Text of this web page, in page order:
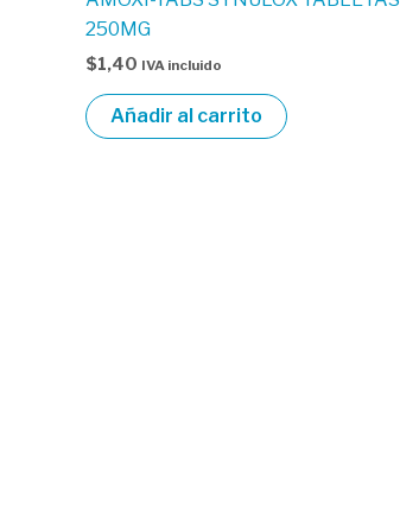
250MG
$1,40 IVA incluido
Añadir al carrito